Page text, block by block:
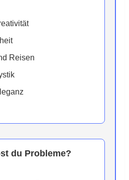
Reisen
du Probleme?